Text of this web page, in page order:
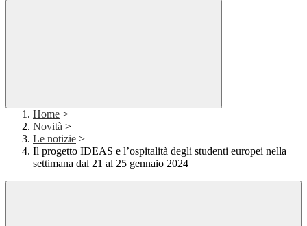
Home >
Novità >
Le notizie >
Il progetto IDEAS e l’ospitalità degli studenti europei nella
settimana dal 21 al 25 gennaio 2024